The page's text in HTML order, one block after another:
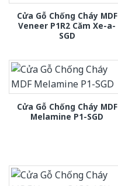
Cửa Gỗ Chống Cháy MDF
Veneer P1R2 Căm Xe-a-
SGD
Cửa Gỗ Chống Cháy MDF
Melamine P1-SGD